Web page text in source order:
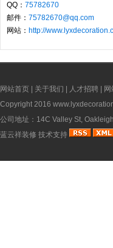
QQ： 75782670
邮件： 75782670@qq.com
网站： http://
网站首页 关于我们 人才招聘
Copyright 2016
公司地址：14C Valley St,
蓝云祥装修 技术支持